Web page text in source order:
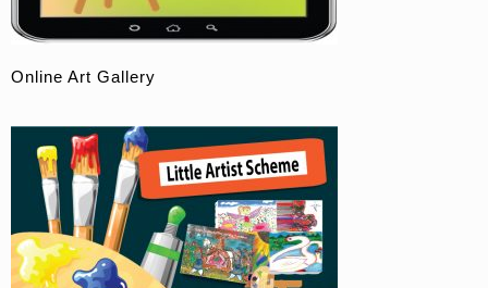
Online Art Gallery